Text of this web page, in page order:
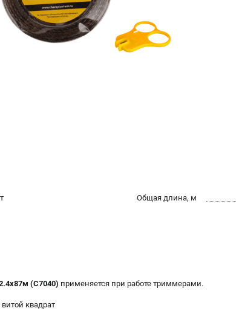
Общая длина, м
(C7040) применяется при работе триммерами.
квадрат